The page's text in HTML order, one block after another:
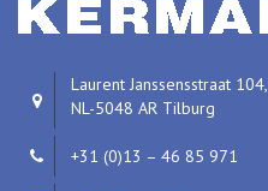
Laurent Janssensstraat 104,
NL-5048 AR Tilburg
+31 (0)13 – 46 85 971